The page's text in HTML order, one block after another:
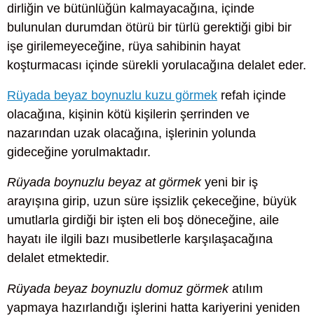
dirliğin ve bütünlüğün kalmayacağına, içinde
bulunulan durumdan ötürü bir türlü gerektiği gibi bir
işe girilemeyeceğine, rüya sahibinin hayat
koşturmacası içinde sürekli yorulacağına delalet eder.
Rüyada beyaz boynuzlu kuzu görmek refah içinde
olacağına, kişinin kötü kişilerin şerrinden ve
nazarından uzak olacağına, işlerinin yolunda
gideceğine yorulmaktadır.
Rüyada boynuzlu beyaz at görmekyeni bir iş
arayışına girip, uzun süre işsizlik çekeceğine, büyük
umutlarla girdiği bir işten eli boş döneceğine, aile
hayatı ile ilgili bazı musibetlerle karşılaşacağına
delalet etmektedir.
Rüyada beyaz boynuzlu domuz görmekatılım
yapmaya hazırlandığı işlerini hatta kariyerini yeniden